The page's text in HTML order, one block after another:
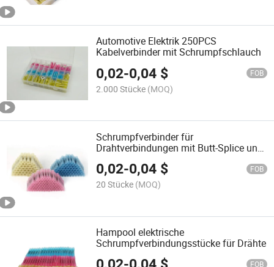
Automotive Elektrik 250PCS
Kabelverbinder mit Schrumpfschlauch
0,02-0,04 $ FOB
2.000 Stücke (MOQ)
Schrumpfverbinder für
Drahtverbindungen mit Butt-Splice und
0,02-0,04 $ FOB
20 Stücke (MOQ)
Hampool elektrische
Schrumpfverbindungsstücke für Drähte
FOB